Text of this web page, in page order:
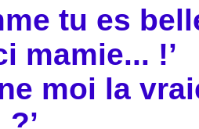
tu es
mamie... !’
moi la